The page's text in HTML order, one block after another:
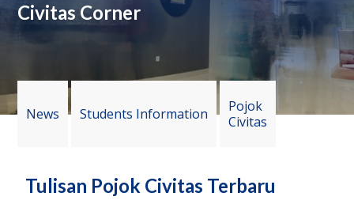
Civitas Corner
News Students Information
Pojok
Civitas
Tulisan Pojok Civitas Terbaru